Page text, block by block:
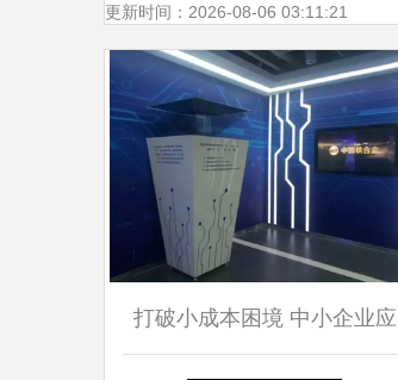
度
更新时间：2026-08-06 03:11:21
打破小成本困境 中小企业应